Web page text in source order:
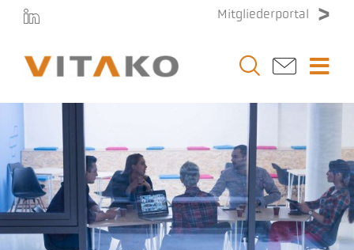
Zum
springen
Mitgliederportal
Vitako
Themen
Stellenmarkt